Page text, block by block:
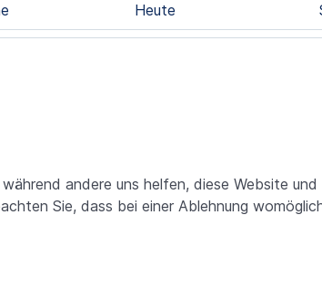
Heute
andere uns helfen, diese Website
Sie, dass bei einer Ablehnung